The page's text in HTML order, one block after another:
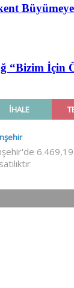
“Bizim İçin